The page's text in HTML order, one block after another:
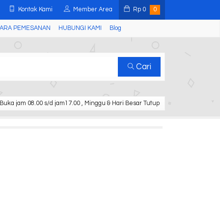
Kontak Kami Member Area Rp 0 0
PEMESANAN HUBUNGI KAMI Blog
Cari
Buka jam 08.00 s/d jam17.00 , Minggu & Hari Besar Tutup